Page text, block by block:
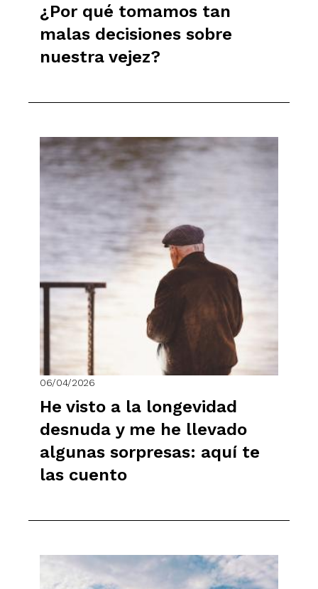
¿Por qué tomamos tan
malas decisiones sobre
nuestra vejez?
06/04/2026
He visto a la longevidad
desnuda y me he llevado
algunas sorpresas: aquí te
las cuento